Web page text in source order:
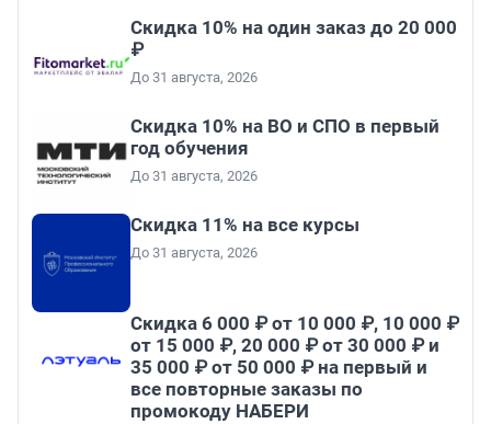
Скидка 10% на один заказ до 20 000
₽
До 31 августа, 2026
Скидка 10% на ВО и СПО в первый
год обучения
До 31 августа, 2026
Скидка 11% на все курсы
До 31 августа, 2026
Скидка 6 000 ₽ от 10 000 ₽, 10 000 ₽
от 15 000 ₽, 20 000 ₽ от 30 000 ₽ и
35 000 ₽ от 50 000 ₽ на первый и
все повторные заказы по
промокоду НАБЕРИ